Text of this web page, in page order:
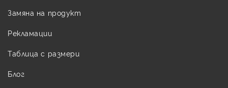
Замяна на продукт
Рекламации
Таблица с размери
Блог